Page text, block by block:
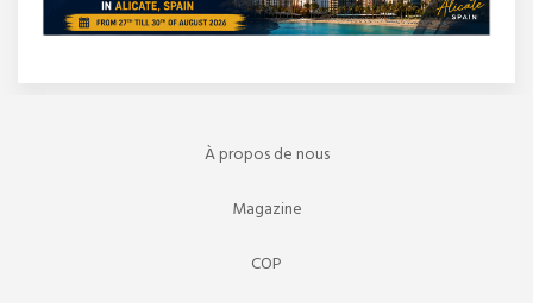
À propos de nous
Magazine
COP